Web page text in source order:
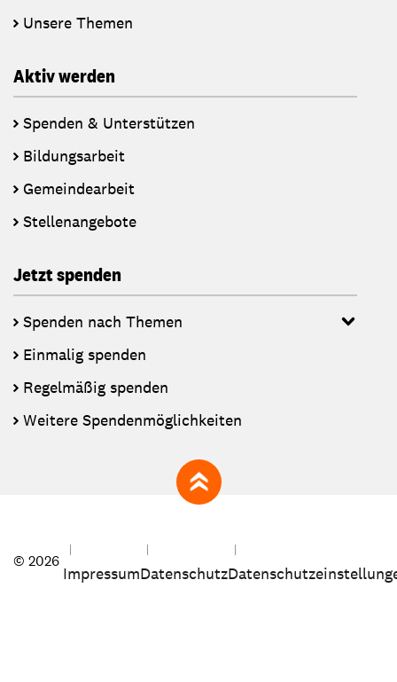
Unsere Themen
Aktiv werden
Spenden & Unterstützen
Bildungsarbeit
Gemeindearbeit
Stellenangebote
Jetzt spenden
Spenden nach Themen
Einmalig spenden
Regelmäßig spenden
Weitere Spendenmöglichkeiten
zum Seitenanfang
© 2026
ImpressumDatenschutz